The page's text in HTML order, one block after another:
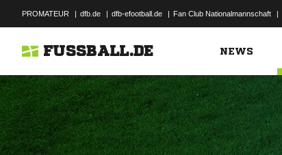
PROMATEUR | dfb.de | dfb-efootball.de | Fan Club Nationalmannschaft |
FUSSBALL.DE NEWS